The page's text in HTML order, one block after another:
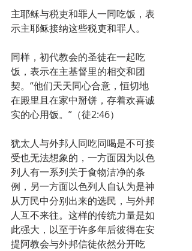
主耶稣与税吏和罪人一同吃饭，表
示主耶稣接纳这些税吏和罪人。
同样，初代教会的圣徒在一起吃
饭，表示在主基督里的相交和团
契。“他们天天同心合意，恒切地
在殿里且在家中掰饼，存着欢喜诚
实的心用饭。”（徒2:46）
犹太人与外邦人同吃同喝是不可接
受也无法想象的，一方面因为以色
列人有一系列关于食物洁净的条
例，另一方面以色列人自认为是神
从万民中分别出来的选民，与外邦
人互不来往。这样的传统力量是如
此强大，以至于许多年后彼得在安
提阿教会与外邦信徒依然分开吃